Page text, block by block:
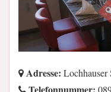
Adresse: Lochhauser